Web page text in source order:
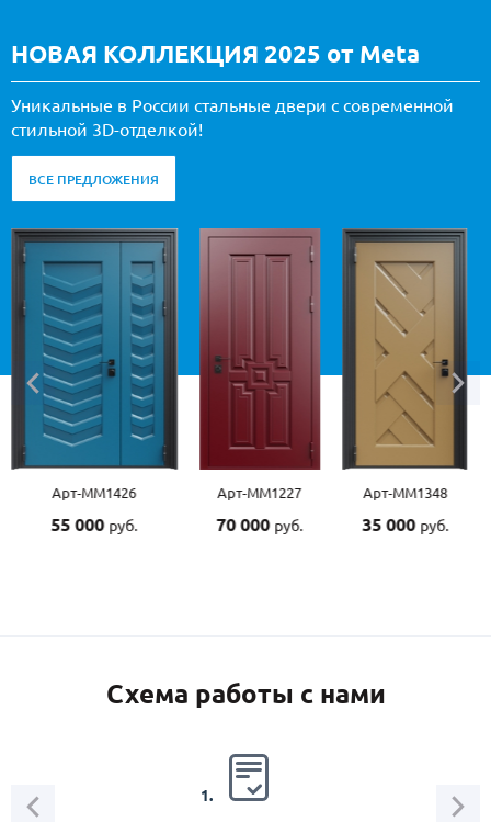
НОВАЯ КОЛЛЕКЦИЯ 2025 от Meta
Уникальные в России стальные двери с современной
стильной 3D-отделкой!
ВСЕ ПРЕДЛОЖЕНИЯ
Арт-ММ1426
55 000 руб.
Арт-ММ1227
70 000 руб.
Арт-ММ1348
35 000 руб.
Схема работы с нами
1.